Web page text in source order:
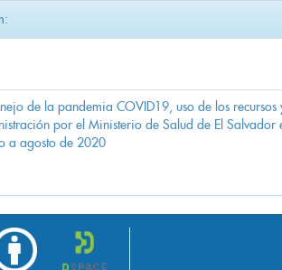
de la pandemia COVID19, uso de los recursos
por el Ministerio de Salud de El Salvador
a agosto de 2020